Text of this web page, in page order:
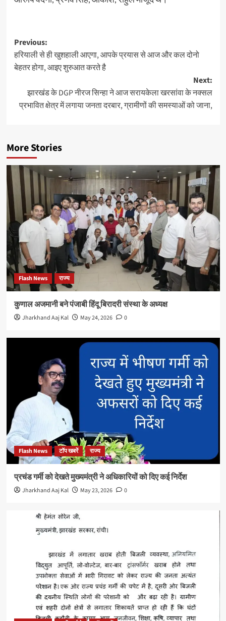
Post
navigation
Previous:
हरियाली से ही खुशहाली आएगा, आपके प्रयास से आज और कल दोनो
बेहतर होगा, आइए शुरुआत करते है
Next:
झारखंड के DGP नीरज सिन्हा ने आज सरायकेला खरसांवा के नक्सल
प्रभावित क्षेत्र में लगाया जनता दरबार, ग्रामीणों की समस्याओं को जाना,
More Stories
Flash News राज्य
कुणाल अजमानी बने पंजाबी हिंदू बिरादरी संस्था के अध्यक्ष
Jharkhand Aaj Kal May 24, 2026 0
Flash News टॉप खबरें राज्य
प्रचंड गर्मी को देखते मुख्यमंत्री ने अधिकारियों को दिए कई निर्देश
Jharkhand Aaj Kal May 23, 2026 0